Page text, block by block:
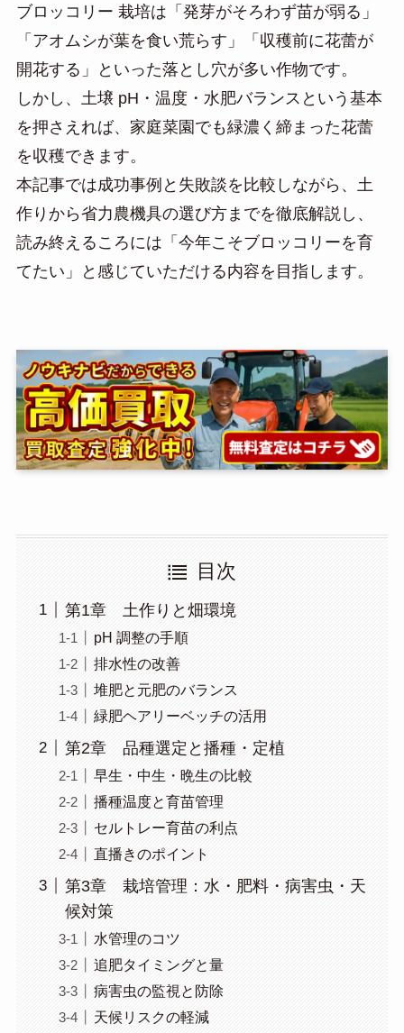
ブロッコリー 栽培は「発芽がそろわず苗が弱る」
「アオムシが葉を食い荒らす」「収穫前に花蕾が
開花する」といった落とし穴が多い作物です。
しかし、土壌 pH・温度・水肥バランスという基本
を押さえれば、家庭菜園でも緑濃く締まった花蕾
を収穫できます。
本記事では成功事例と失敗談を比較しながら、土
作りから省力農機具の選び方までを徹底解説し、
読み終えるころには「今年こそブロッコリーを育
てたい」と感じていただける内容を目指します。
目次
第1章 土作りと畑環境
pH 調整の手順
排水性の改善
堆肥と元肥のバランス
緑肥ヘアリーベッチの活用
第2章 品種選定と播種・定植
早生・中生・晩生の比較
播種温度と育苗管理
セルトレー育苗の利点
直播きのポイント
第3章 栽培管理：水・肥料・病害虫・天
候対策
水管理のコツ
追肥タイミングと量
病害虫の監視と防除
天候リスクの軽減